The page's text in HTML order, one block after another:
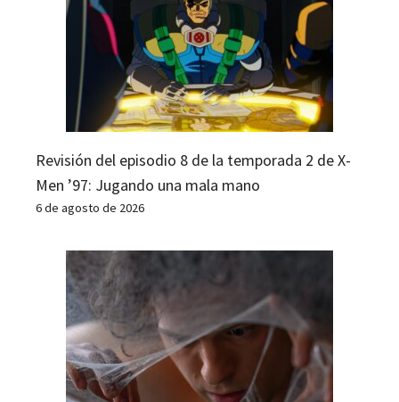
Revisión del episodio 8 de la temporada 2 de X-
Men ’97: Jugando una mala mano
6 de agosto de 2026